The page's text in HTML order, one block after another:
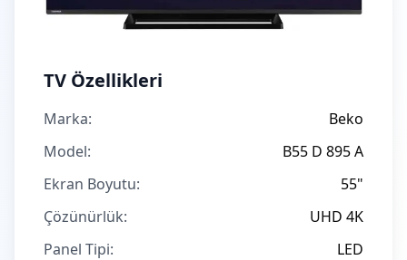
TV Özellikleri
Marka:
Beko
Model:
B55 D 895 A
Ekran Boyutu:
55"
Çözünürlük:
UHD 4K
Panel Tipi:
LED